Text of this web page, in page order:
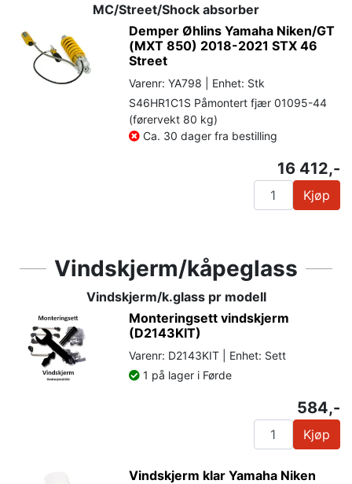
MC/Street/Shock absorber
Demper Øhlins Yamaha Niken/GT
(MXT 850) 2018-2021 STX 46
Street
Varenr: YA798 | Enhet: Stk
S46HR1C1S Påmontert fjær 01095-44
(førervekt 80 kg)
Ca. 30 dager fra bestilling
16 412,-
Kjøp
Vindskjerm/kåpeglass
Vindskjerm/k.glass pr modell
Monteringsett vindskjerm
(D2143KIT)
Varenr: D2143KIT | Enhet: Sett
1 på lager i Førde
584,-
Kjøp
Vindskjerm klar Yamaha Niken